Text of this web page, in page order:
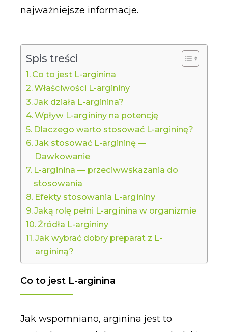
najważniejsze informacje.
Spis treści
Co to jest L-arginina
Właściwości L-argininy
Jak działa L-arginina?
Wpływ L-argininy na potencję
Dlaczego warto stosować L-argininę?
Jak stosować L-argininę —
Dawkowanie
L-arginina — przeciwwskazania do
stosowania
Efekty stosowania L-argininy
Jaką rolę pełni L-arginina w organizmie
Źródła L-argininy
Jak wybrać dobry preparat z L-
argininą?
Co to jest L-arginina
Jak wspomniano, arginina jest to